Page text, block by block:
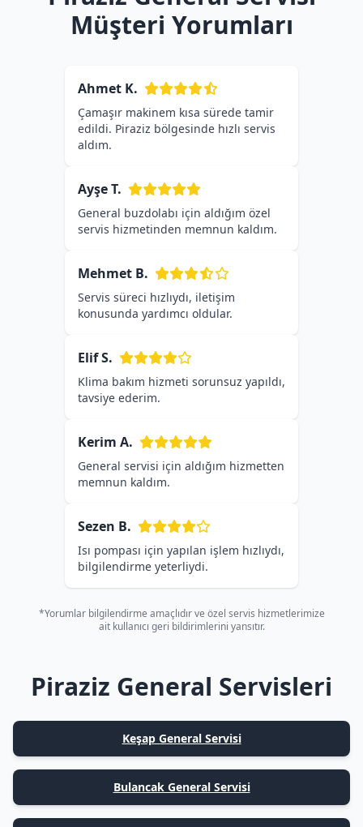
Müşteri Yorumları
Ahmet K.
Çamaşır makinem kısa sürede tamir
edildi. Piraziz bölgesinde hızlı servis
aldım.
Ayşe T.
General buzdolabı için aldığım özel
servis hizmetinden memnun kaldım.
Mehmet B.
Servis süreci hızlıydı, iletişim
konusunda yardımcı oldular.
Elif S.
Klima bakım hizmeti sorunsuz yapıldı,
tavsiye ederim.
Kerim A.
General servisi için aldığım hizmetten
memnun kaldım.
Sezen B.
Isı pompası için yapılan işlem hızlıydı,
bilgilendirme yeterliydi.
*Yorumlar bilgilendirme amaçlıdır ve özel servis hizmetlerimize
ait kullanıcı geri bildirimlerini yansıtır.
Piraziz General Servisleri
Keşap General Servisi
Bulancak General Servisi